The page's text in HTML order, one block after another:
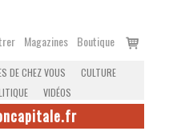
Magazines Boutique
Voir
DE CHEZ VOUS
CULTURE
VIDÉOS